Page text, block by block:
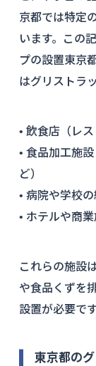
京都では特定
います。この
プの設置東京
はグリストラ
• 飲食店（レ
• 食品加工施
ど）
• 病院や学校
• ホテルや商
これらの施設
や食品くずを
設置が必要です
東京都の